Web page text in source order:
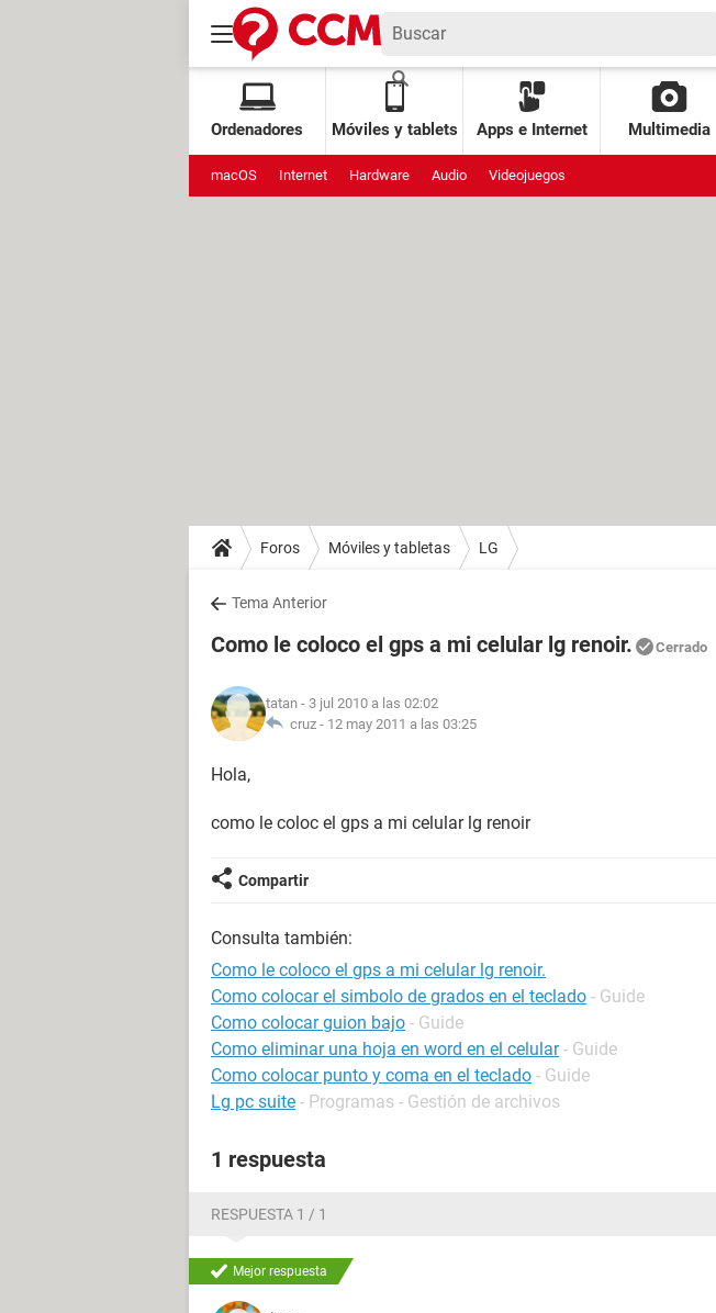
Ordenadores Móviles y tablets Apps e Internet Multimedia
macOS Internet Hardware Audio Videojuegos
Foros Móviles y tabletas LG
Tema Anterior
Como le coloco el gps a mi celular lg renoir. Cerrado
tatan - 3 jul 2010 a las 02:02
cruz - 12 may 2011 a las 03:25
Hola,
como le coloc el gps a mi celular lg renoir
Compartir
Consulta también:
Como le coloco el gps a mi celular lg renoir.
Como colocar el simbolo de grados en el teclado - Guide
Como colocar guion bajo - Guide
Como eliminar una hoja en word en el celular - Guide
Como colocar punto y coma en el teclado - Guide
Lg pc suite - Programas - Gestión de archivos
1 respuesta
RESPUESTA 1 / 1
Mejor respuesta